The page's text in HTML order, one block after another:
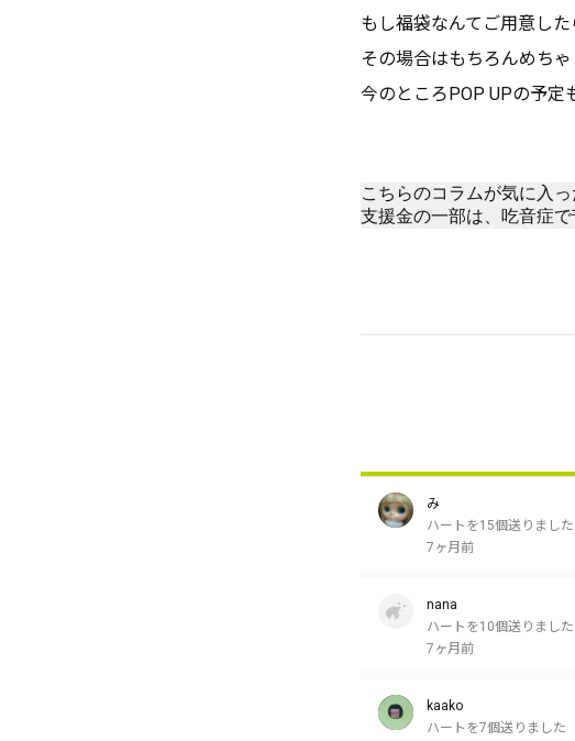
もし福袋なんてご用意し
その場合はもちろんめち
今のところPOP UPの予定
こちらのコラムが気に入
支援金の一部は、吃音症
み
ハートを15個送りました
7ヶ月前
nana
ハートを10個送りました
7ヶ月前
kaako
ハートを7個送りました